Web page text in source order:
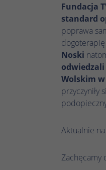
Fundacja
standard
poprawa
dogoterapię
Noski
Wolskim
przyczyniły
Aktualnie
Zachęcamy